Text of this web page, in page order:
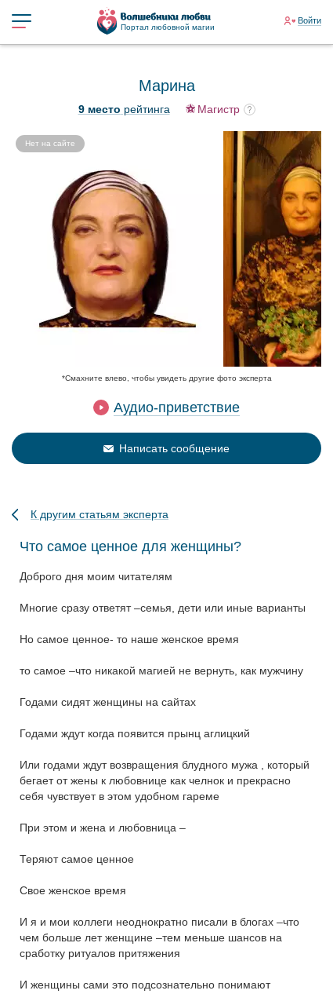
Портал любовной магии
Войти
Марина
Нет на сайте
Магистр
9 место рейтинга
*Смахните влево, чтобы увидеть другие фото эксперта
Аудио-приветствие
Написать сообщение
К другим статьям эксперта
Что самое ценное для женщины?
Доброго дня моим читателям
Многие сразу ответят –семья, дети или иные варианты
Но самое ценное- то наше женское время
то самое –что никакой магией не вернуть, как мужчину
Годами сидят женщины на сайтах
Годами ждут когда появится прынц аглицкий
Или годами ждут возвращения блудного мужа , который
бегает от жены к любовнице как челнок и прекрасно
себя чувствует в этом удобном гареме
При этом и жена и любовница –
Теряют самое ценное
Свое женское время
И я и мои коллеги неоднократно писали в блогах –что
чем больше лет женщине –тем меньше шансов на
сработку ритуалов притяжения
И женщины сами это подсознательно понимают